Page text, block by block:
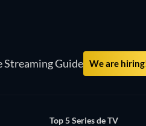
Streaming Guide We are
Top 5 Series de TV